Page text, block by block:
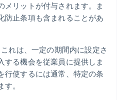
メリットが付与されます。ま
防止条項も含まれることがあ
これは、一定の期間内に設定さ
する機会を従業員に提供しま
行使するには通常、特定の条
。